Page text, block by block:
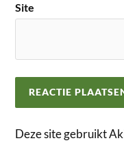
Site
Deze site gebruikt